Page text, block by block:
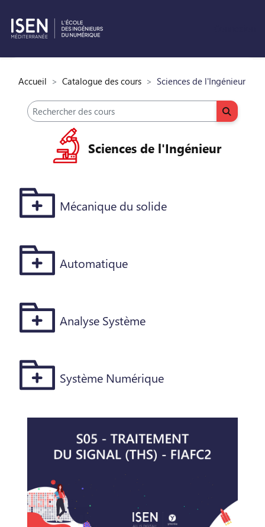
Accueil
Catalogue des cours Sciences de l'Ingénieur
Rechercher des cours
Sciences de l'Ingénieur
Mécanique du solide
Automatique
Analyse Système
Système Numérique